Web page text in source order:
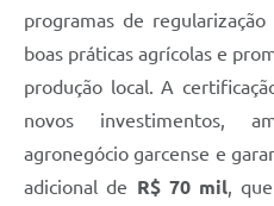
programas de
boas práticas agrícolas e
produção local. A
novos investimentos,
agronegócio garcense e
adicional de R$ 70 mil,